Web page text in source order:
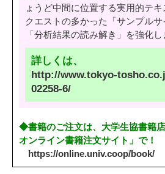
ょうど中間に位置する実用的テ
クエストの多かった「サンプル
「分析結果の読み解き」を強化し
詳しくは、
http://www.tokyo-
02258-6/
◆書籍のご注文は、大学生協書籍
オンライン書籍注文サイト」で！
https://online.univ.coop/book/